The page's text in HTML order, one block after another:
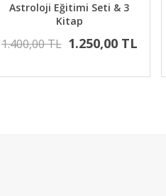
Astroloji Eğitimi Seti & 3
Kitap
1.400,00 TL 1.250,00 TL